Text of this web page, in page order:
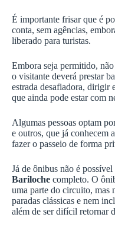
É importante frisar que é
conta, sem agências,
liberado para turistas.
Embora seja permitido,
o visitante deverá prestar
estrada desafiadora, dirigir
que ainda pode estar com
Algumas pessoas optam
e outros, que já conhecem
fazer o passeio de forma
Já de ônibus não é
Bariloche completo. O
uma parte do circuito, mas
paradas clássicas e nem
além de ser difícil retornar